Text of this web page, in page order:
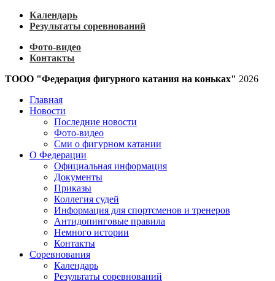
Календарь
Результаты соревнований
Фото-видео
Контакты
ТООО "Федерация фигурного катания на коньках" 2026
Главная
Новости
Последние новости
Фото-видео
Сми о фигурном катании
О Федерации
Официальная информация
Документы
Приказы
Коллегия судей
Информация для спортсменов и тренеров
Антидопинговые правила
Немного истории
Контакты
Соревнования
Календарь
Результаты соревнований